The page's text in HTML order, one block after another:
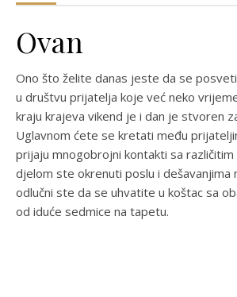
Ovan
Ono što želite danas jeste da se
u društvu prijatelja koje već neko
kraju krajeva vikend je i dan je stvoren
Uglavnom ćete se kretati među
prijaju mnogobrojni kontakti sa različitim
djelom ste okrenuti poslu i dešavanjima
odlučni ste da se uhvatite u koštac sa
od iduće sedmice na tapetu.